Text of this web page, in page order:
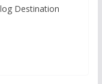
Destination